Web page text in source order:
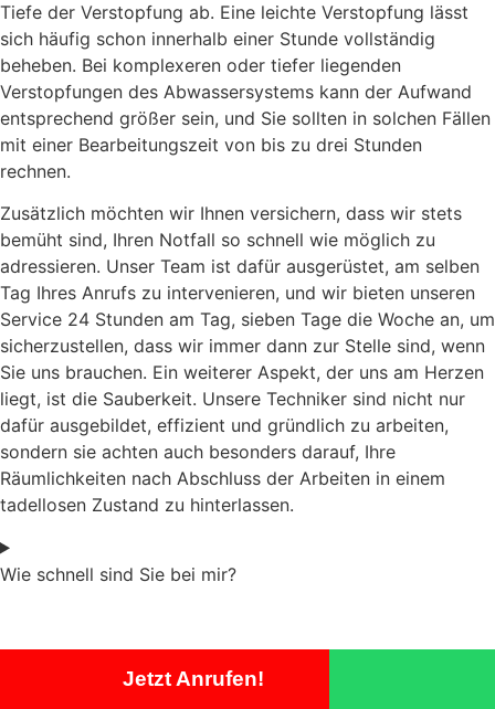
Tiefe der Verstopfung ab. Eine leichte Verstopfung lässt
sich häufig schon innerhalb einer Stunde vollständig
beheben. Bei komplexeren oder tiefer liegenden
Verstopfungen des Abwassersystems kann der Aufwand
entsprechend größer sein, und Sie sollten in solchen Fällen
mit einer Bearbeitungszeit von bis zu drei Stunden
rechnen.
Zusätzlich möchten wir Ihnen versichern, dass wir stets
bemüht sind, Ihren Notfall so schnell wie möglich zu
adressieren. Unser Team ist dafür ausgerüstet, am selben
Tag Ihres Anrufs zu intervenieren, und wir bieten unseren
Service 24 Stunden am Tag, sieben Tage die Woche an, um
sicherzustellen, dass wir immer dann zur Stelle sind, wenn
Sie uns brauchen. Ein weiterer Aspekt, der uns am Herzen
liegt, ist die Sauberkeit. Unsere Techniker sind nicht nur
dafür ausgebildet, effizient und gründlich zu arbeiten,
sondern sie achten auch besonders darauf, Ihre
Räumlichkeiten nach Abschluss der Arbeiten in einem
tadellosen Zustand zu hinterlassen.
Wie schnell sind Sie bei mir?
Jetzt Anrufen!